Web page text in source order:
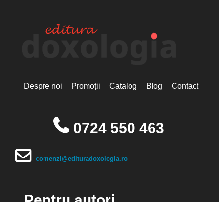
Despre noi Promoții Catalog Blog Contact
0724 550 463
comenzi@edituradoxologia.ro